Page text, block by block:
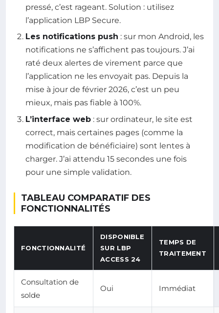
pressé, c’est rageant. Solution : utilisez
l’application LBP Secure.
Les notifications push : sur mon Android, les
notifications ne s’affichent pas toujours. J’ai
raté deux alertes de virement parce que
l’application ne les envoyait pas. Depuis la
mise à jour de février 2026, c’est un peu
mieux, mais pas fiable à 100%.
L’interface web : sur ordinateur, le site est
correct, mais certaines pages (comme la
modification de bénéficiaire) sont lentes à
charger. J’ai attendu 15 secondes une fois
pour une simple validation.
TABLEAU COMPARATIF DES
FONCTIONNALITÉS
FONCTIONNALITÉ
DISPONIBLE
SUR LBP
ACCESS 24
TEMPS DE
TRAITEMENT
Consultation de
solde
Oui Immédiat